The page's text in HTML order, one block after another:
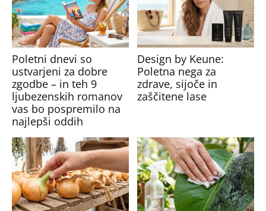
Poletni dnevi so
ustvarjeni za dobre
zgodbe – in teh 9
ljubezenskih romanov
vas bo pospremilo na
najlepši oddih
Design by Keune:
Poletna nega za
zdrave, sijoče in
zaščitene lase